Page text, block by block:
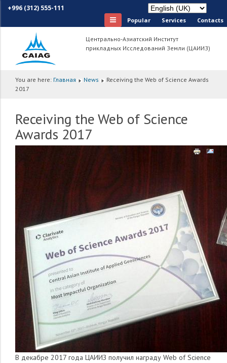
+996 (312) 555-111
Popular Services Сontacts
Центрально-Азиатский Институт
прикладных Исследований Земли (ЦАИИЗ)
You are here: Главная News
Receiving the Web of Science Awards
2017
Receiving the Web of Science
Awards 2017
В декабре 2017 года ЦАИИЗ получил награду Web of Science